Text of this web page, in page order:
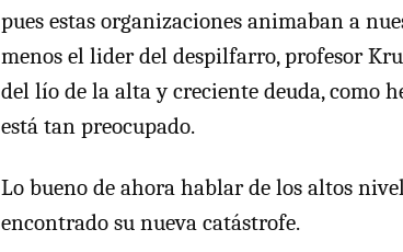
pues estas organizaciones animaban a
menos el lider del despilfarro, profesor
del lío de la alta y creciente deuda, como
está tan preocupado.
Lo bueno de ahora hablar de los altos
encontrado su nueva catástrofe.